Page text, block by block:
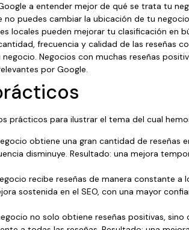
a entender mejor de qué se trata tu
no puedes cambiar la ubicación de tu
locales pueden mejorar tu clasificación en
frecuencia y calidad de las reseñas
Negocios con muchas reseñas
por Google.
prácticos para ilustrar el tema del cual
obtiene una gran cantidad de reseñas
disminuye. Resultado: una mejora
recibe reseñas de manera constante a
sostenida en el SEO, con una mayor
no solo obtiene reseñas positivas, sino